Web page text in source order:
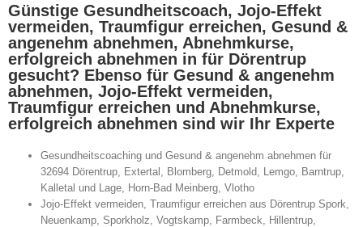
Günstige Gesundheitscoach, Jojo-Effekt
vermeiden, Traumfigur erreichen, Gesund &
angenehm abnehmen, Abnehmkurse,
erfolgreich abnehmen in für Dörentrup
gesucht? Ebenso für Gesund & angenehm
abnehmen, Jojo-Effekt vermeiden,
Traumfigur erreichen und Abnehmkurse,
erfolgreich abnehmen sind wir Ihr Experte
Gesundheitscoaching und Gesund & angenehm abnehmen für
32694 Dörentrup, Extertal, Blomberg, Detmold, Lemgo, Barntrup,
Kalletal und Lage, Horn-Bad Meinberg, Vlotho
Jojo-Effekt vermeiden, Traumfigur erreichen aus Dörentrup Spork,
Neuenkamp, Sporkholz, Vogtskamp, Farmbeck, Hillentrup,